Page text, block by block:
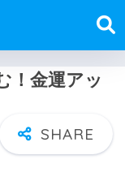
！金運アッ